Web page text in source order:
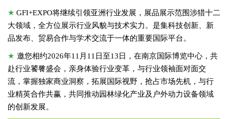
★ GFI+EXPO将继续引领亚洲行业发展，展品展示范围涉猎十二
大领域，全方位展示行业风貌与技术实力。是集科技创新、新
品发布、贸易合作与学术交流于一体的重要国际平台。
★邀您相约2026年11月11日至13日，在南京国际博览中心，共
赴行业饕餮盛会，亲身体验行业变革，与行业领袖面对面交
流，掌握独家商业洞察，拓展国际视野，抢占市场先机，与行
业精英合作共赢，共同推动园林绿化产业及户外动力设备领域
的创新发展。